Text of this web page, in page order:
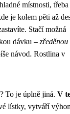
místnosti,
je kolem pěti až
Stačí možná
dávku – zředěnou
návod. Rostlina v
To je úplně jiná. V
lístky, vytváří